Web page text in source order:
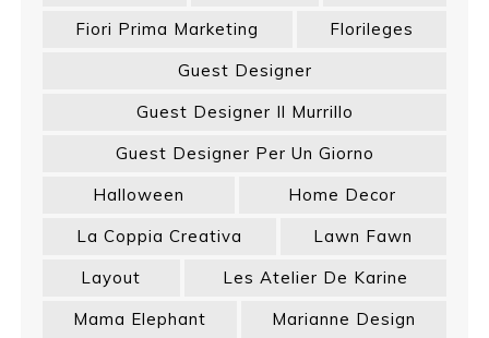
Fiori Prima Marketing
Florileges
Guest Designer
Guest Designer Il Murrillo
Guest Designer Per Un Giorno
Halloween
Home Decor
La Coppia Creativa
Lawn Fawn
Layout
Les Atelier De Karine
Mama Elephant
Marianne Design